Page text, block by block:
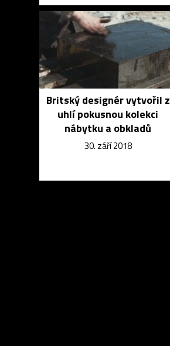
Britský designér vytvořil z
uhlí pokusnou kolekci
nábytku a obkladů
30. září 2018